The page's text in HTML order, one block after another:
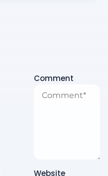
Comment
Website